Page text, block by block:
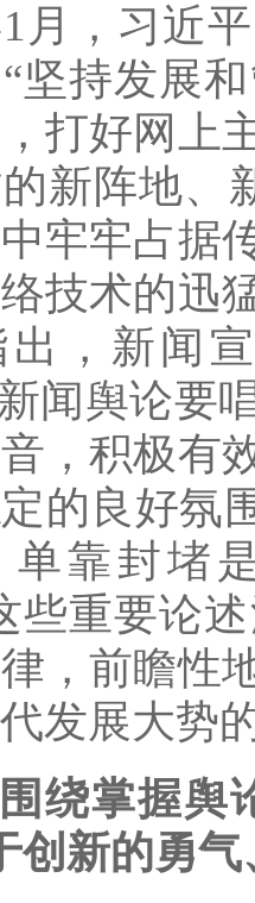
1月，习近
坚持发展
打好网上
新阵地、
牢牢占据
技术的迅
出，新闻
闻舆论要
，积极有
的良好氛
单靠封堵
些重要论
，前瞻性
发展大势
绕掌握舆
创新的勇